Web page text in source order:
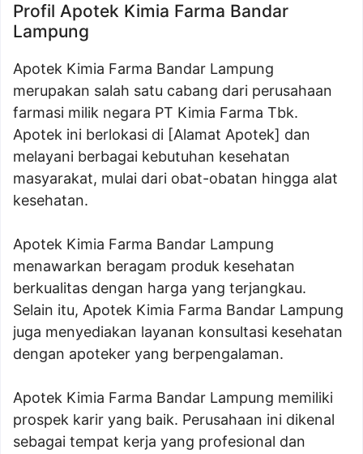
Profil Apotek Kimia Farma Bandar
Lampung
Apotek Kimia Farma Bandar Lampung
merupakan salah satu cabang dari perusahaan
farmasi milik negara PT Kimia Farma Tbk.
Apotek ini berlokasi di [Alamat Apotek] dan
melayani berbagai kebutuhan kesehatan
masyarakat, mulai dari obat-obatan hingga alat
kesehatan.
Apotek Kimia Farma Bandar Lampung
menawarkan beragam produk kesehatan
berkualitas dengan harga yang terjangkau.
Selain itu, Apotek Kimia Farma Bandar Lampung
juga menyediakan layanan konsultasi kesehatan
dengan apoteker yang berpengalaman.
Apotek Kimia Farma Bandar Lampung memiliki
prospek karir yang baik. Perusahaan ini dikenal
sebagai tempat kerja yang profesional dan